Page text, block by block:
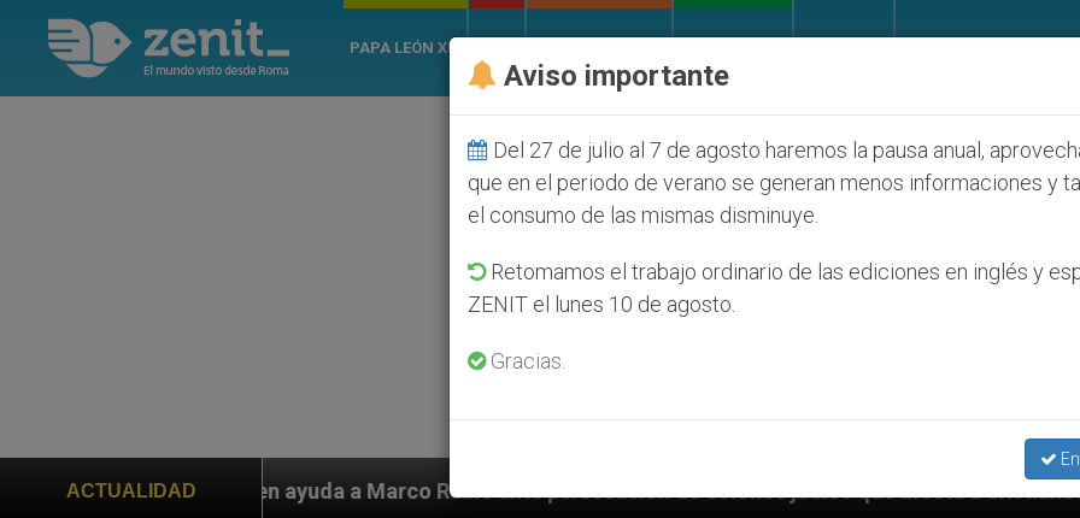
PAPA LEÓN XIV
ACTUALIDAD
piden ayuda a Marco Rubio ante persecución de colonos judíos que afecta a cristianos (y no sólo) en
Aviso importante
Del 27 de julio al 7 de agosto haremos la pausa anual,
que en el periodo de verano se generan menos informaciones y
el consumo de las mismas disminuye.
Retomamos el trabajo ordinario de las ediciones en inglés y
ZENIT el lunes 10 de agosto.
Gracias.